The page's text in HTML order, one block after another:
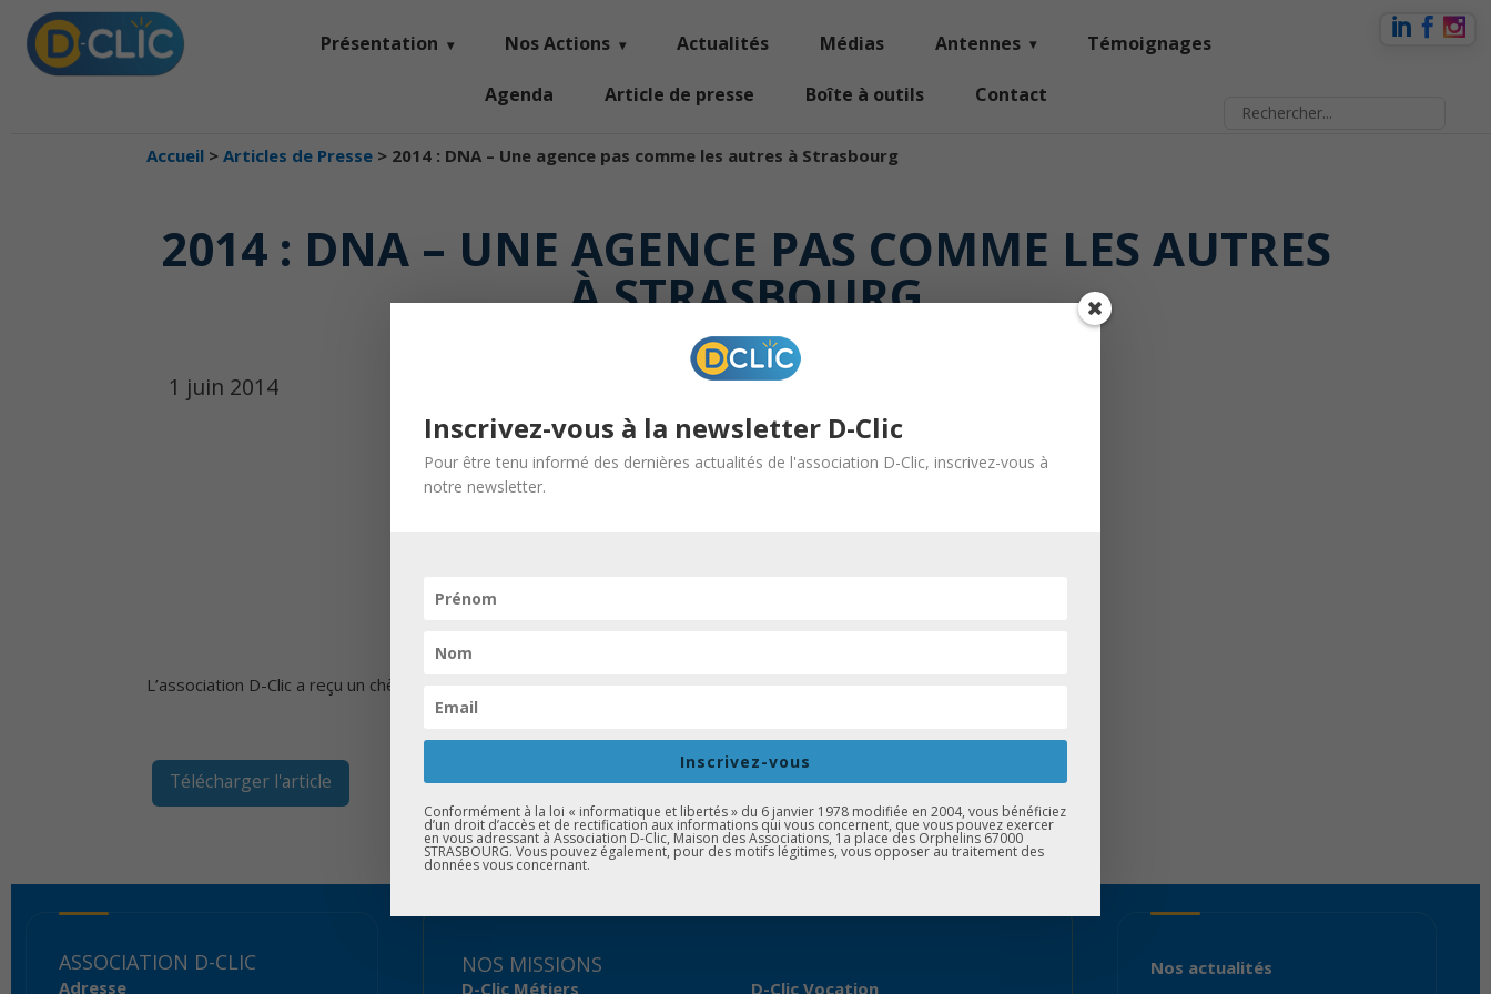
Présentation Nos Actions Actualités Médias Antennes Témoignages
Agenda Article de presse Boîte à outils Contact
Accueil > Articles de Presse > 2014 : DNA – Une agence pas comme les autres à Strasbourg
2014 : DNA – UNE AGENCE PAS COMME LES AUTRES
À STRASBOURG
1 juin 2014
L’association D-Clic a reçu un chèque du Crédit Agricole le 26 juin 2014 à l’agence des Bateliers.
Télécharger l'article
ASSOCIATION D-CLIC
Adresse
NOS MISSIONS
D-Clic Métiers D-Clic Vocation
Nos actualités
Inscrivez-vous à la newsletter D-Clic
Pour être tenu informé des dernières actualités de l'association D-Clic, inscrivez-vous à
notre newsletter.
Inscrivez-vous
Conformément à la loi « informatique et libertés » du 6 janvier 1978 modifiée en 2004, vous bénéficiez
d’un droit d’accès et de rectification aux informations qui vous concernent, que vous pouvez exercer
en vous adressant à Association D-Clic, Maison des Associations, 1a place des Orphelins 67000
STRASBOURG. Vous pouvez également, pour des motifs légitimes, vous opposer au traitement des
données vous concernant.